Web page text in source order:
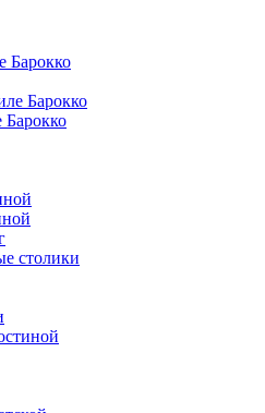
Барокко
Барокко
столики